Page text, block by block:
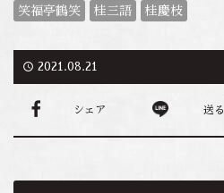
笑福亭鶴笑 桂三語 桂慶枝
access_time 2021.08.21
シェア 送る